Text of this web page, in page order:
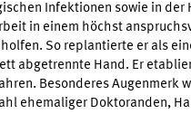
Infektionen sowie in der
in einem höchst
So replantierte er als
abgetrennte Hand. Er
Besonderes Augenmerk
ehemaliger Doktoranden,